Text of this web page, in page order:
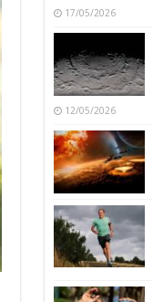
17/05/2026
12/05/2026